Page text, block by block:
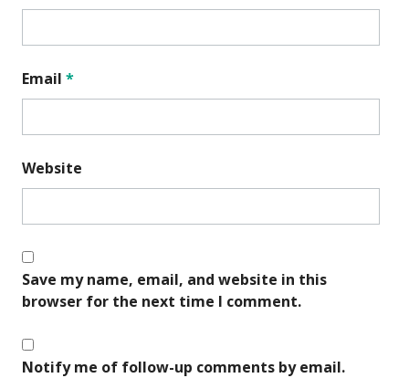
Email *
Website
Save my name, email, and website in this
browser for the next time I comment.
Notify me of follow-up comments by email.